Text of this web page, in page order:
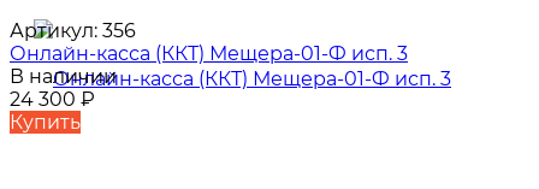
Артикул: 356
Онлайн-касса (ККТ) Мещера-01-Ф исп. 3
В наличии
24 300 ₽
Купить